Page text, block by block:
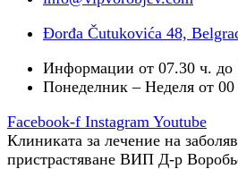
Đorđa Čutukovića 48,
Информации от 07.30 ч. до
Понеделник – Неделя от
Facebook-f Instagram Youtube
Клиниката за лечение на
пристрастяване ВИП Д-р